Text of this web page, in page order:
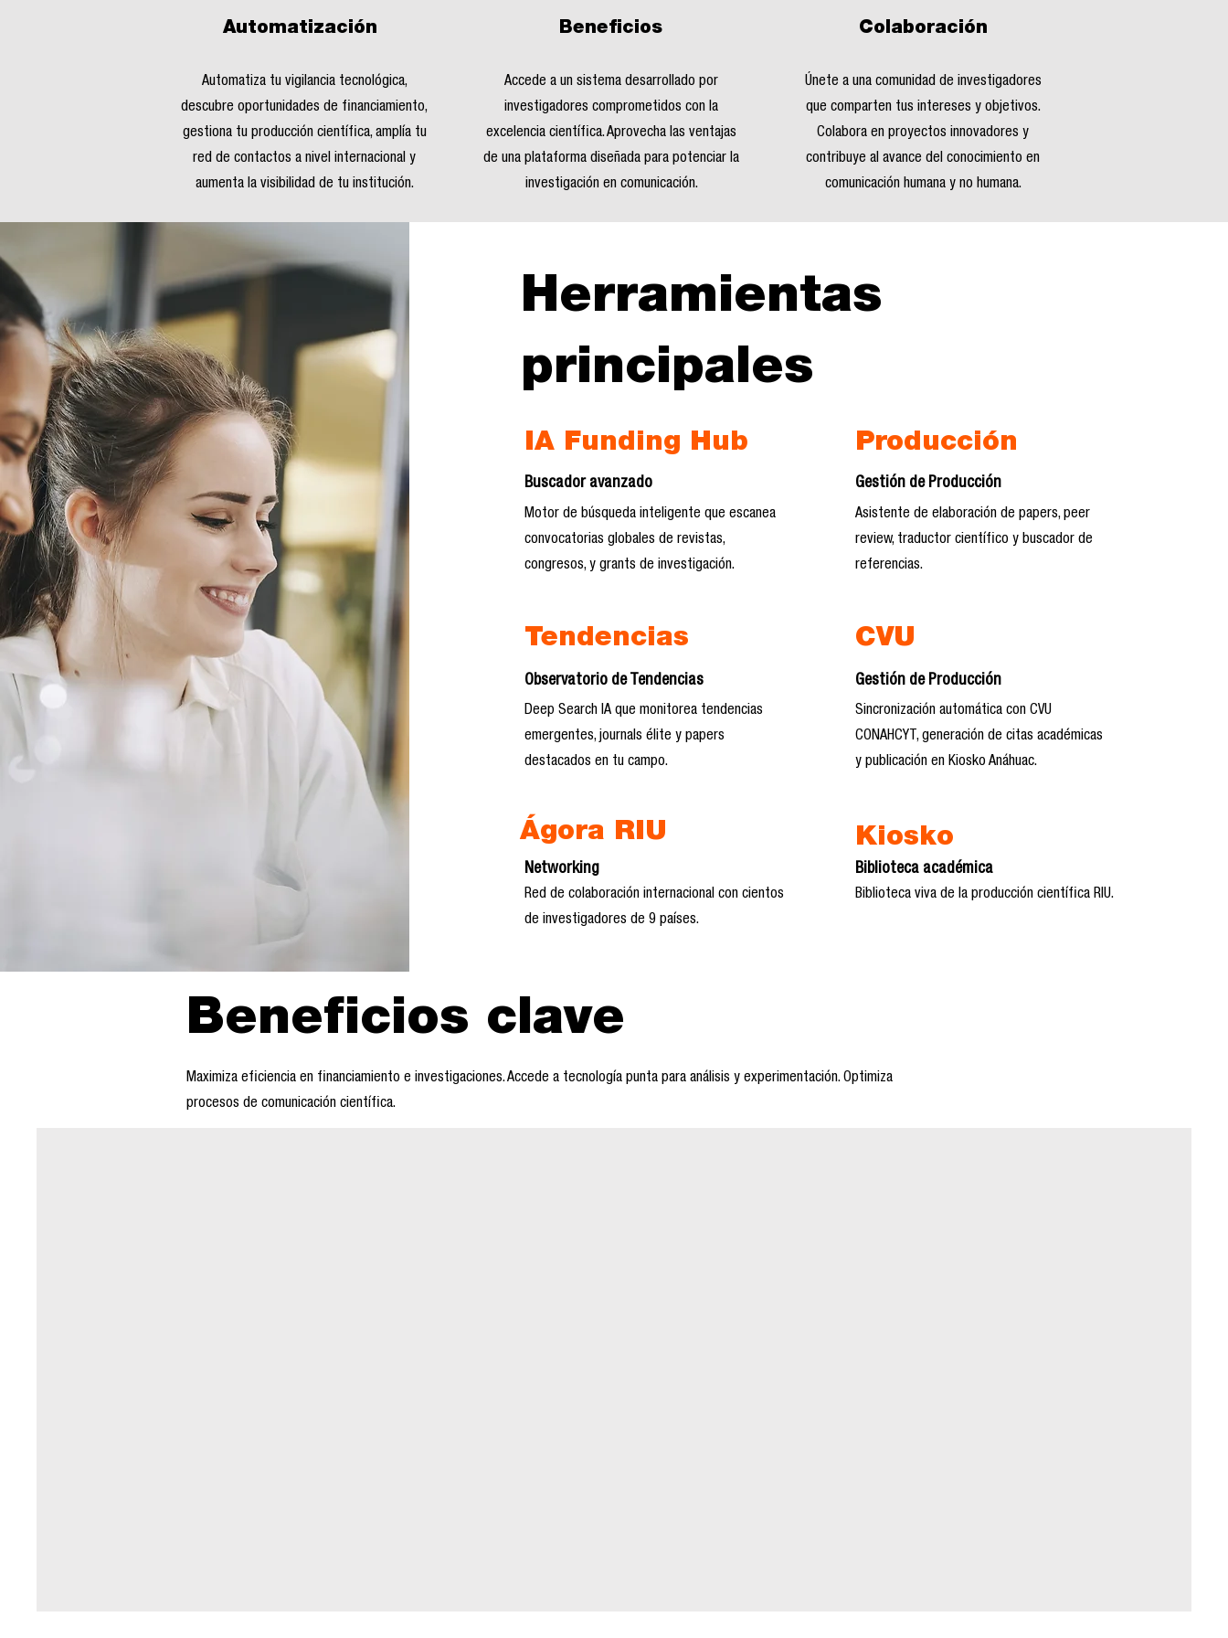
Automatización
Automatiza tu vigilancia tecnológica,
descubre oportunidades de financiamiento,
gestiona tu producción científica, amplía tu
red de contactos a nivel internacional y
aumenta la visibilidad de tu institución.
Beneficios
Accede a un sistema desarrollado por
investigadores comprometidos con la
excelencia científica. Aprovecha las ventajas
de una plataforma diseñada para potenciar la
investigación en comunicación.
Colaboración
Únete a una comunidad de investigadores
que comparten tus intereses y objetivos.
Colabora en proyectos innovadores y
contribuye al avance del conocimiento en
comunicación humana y no humana.
Herramientas
principales
IA Funding Hub
Buscador avanzado
Motor de búsqueda inteligente que escanea
convocatorias globales de revistas,
congresos, y grants de investigación.
Tendencias
Observatorio de Tendencias
Deep Search IA que monitorea tendencias
emergentes, journals élite y papers
destacados en tu campo.
Ágora RIU
Networking
Red de colaboración internacional con cientos
de investigadores de 9 países.
Producción
Gestión de Producción
Asistente de elaboración de papers, peer
review, traductor científico y buscador de
referencias.
CVU
Gestión de Producción
Sincronización automática con CVU
CONAHCYT, generación de citas académicas
y publicación en Kiosko Anáhuac.
Kiosko
Biblioteca académica
Biblioteca viva de la producción científica RIU.
Beneficios clave
Maximiza eficiencia en financiamiento e investigaciones. Accede a tecnología punta para análisis y experimentación. Optimiza
procesos de comunicación científica.